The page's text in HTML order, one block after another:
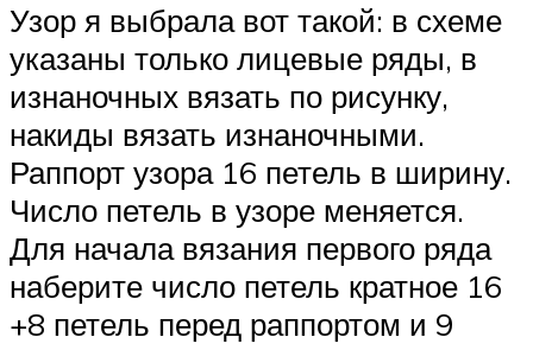
Узор я выбрала вот такой: в схеме
указаны только лицевые ряды, в
изнаночных вязать по рисунку,
накиды вязать изнаночными.
Раппорт узора 16 петель в ширину.
Число петель в узоре меняется.
Для начала вязания первого ряда
наберите число петель кратное 16
+8 петель перед раппортом и 9